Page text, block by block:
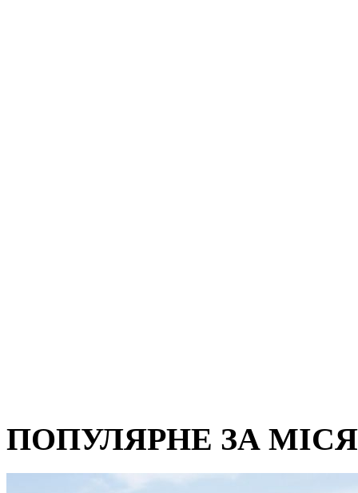
ПОПУЛЯРНЕ ЗА